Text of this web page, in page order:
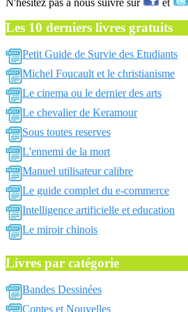
N'hésitez pas a nous suivre sur et
Les 10 derniers livres gratuits
Petit Guide de Survie des Etudiants
Michel Foucault et le christianisme
Le cinema ou le dernier des arts
Le chevalier de Keramour
Sous toutes reserves
L'ennemi de la mort
Manuel utilisateur calibre
Le guide complet du e-commerce
Intelligence artificielle et education
Le miroir chinois
Livres par catégorie
Bandes Dessinées
Contes et Nouvelles